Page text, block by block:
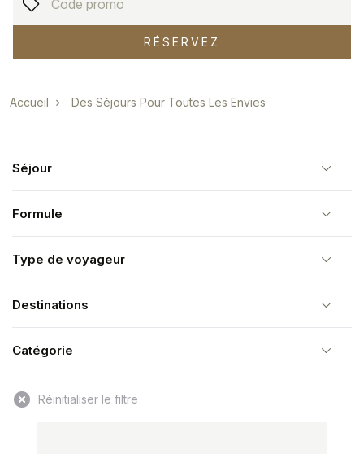
RÉSERVEZ
Accueil Des Séjours Pour Toutes Les Envies
Séjour
Formule
Type de voyageur
Destinations
Catégorie